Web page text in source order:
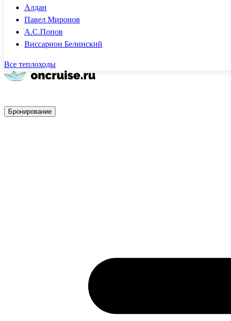
Алдан
Павел Миронов
А.С.Попов
Виссарион Белинский
Все теплоходы
Бронирование